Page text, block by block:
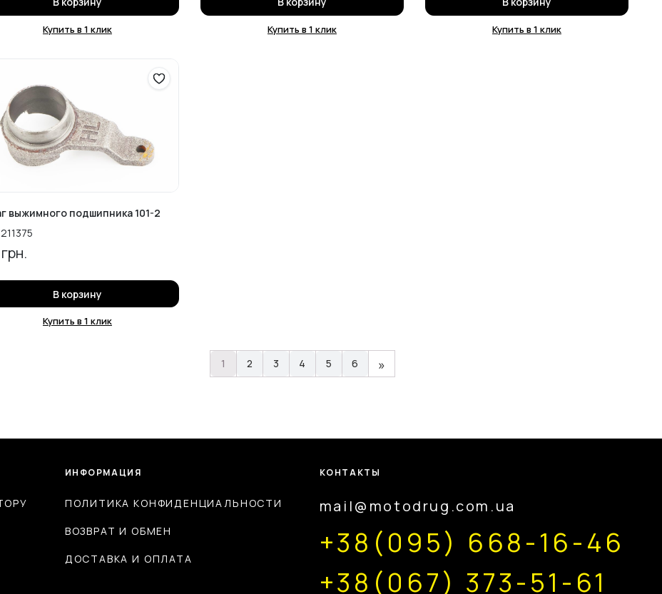
Купить в 1 клик Купить в 1 клик Купить в 1 клик
выжимного подшипника 101-2
211375
грн.
В корзину
Купить в 1 клик
1 2 3 4 5 6 »
ИНФОРМАЦИЯ
ПОЛИТИКА КОНФИДЕНЦИАЛЬНОСТИ
ВОЗВРАТ И ОБМЕН
ДОСТАВКА И ОПЛАТА
КОНТАКТЫ
mail@motodrug.com.ua
+38(095) 668-16-46
+38(067) 373-51-61